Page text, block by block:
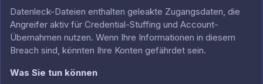
Datenleck-Dateien enthalten geleakte Zugangsdaten, die
Angreifer aktiv für Credential-Stuffing und Account-
Übernahmen nutzen. Wenn Ihre Informationen in diesem
Breach sind, könnten Ihre Konten gefährdet sein.
Was Sie tun können